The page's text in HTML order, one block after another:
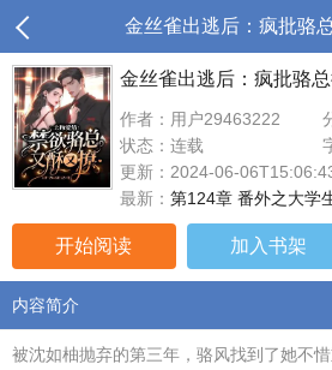
金丝雀出逃后：疯批骆
金丝雀出逃后：疯批骆
作者：用户29463222
状态：连载
更新：2024-06-
最新： 第124章 番外之大学
开始阅读 加入书架
内容简介
被沈如柚抛弃的第三年，骆风找到了她不惜